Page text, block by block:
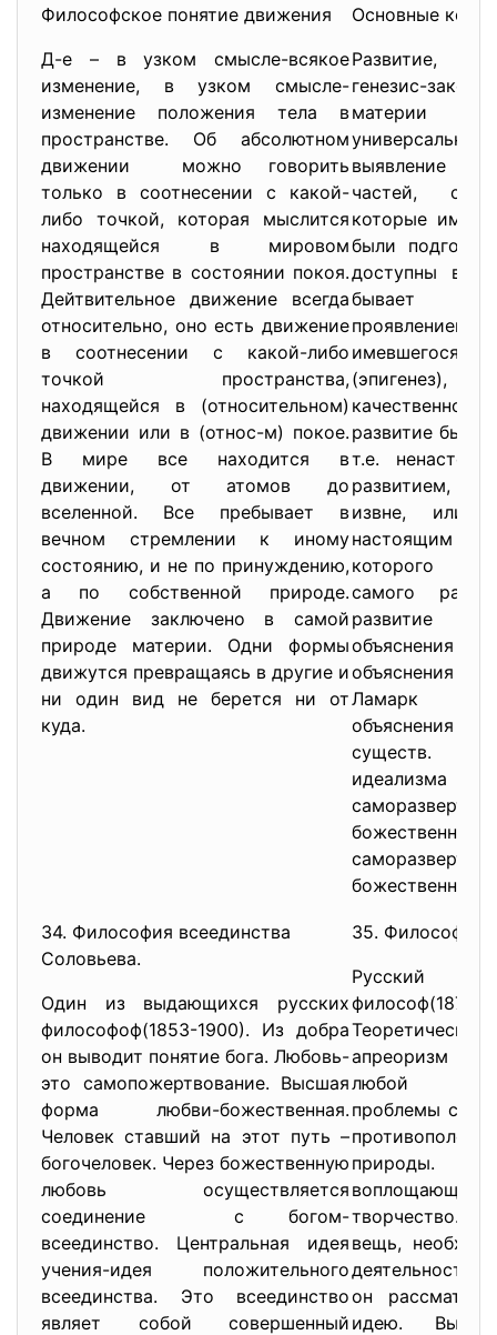
Философское понятие движения
Д-е – в узком смысле-всякое
изменение, в узком смысле-
изменение положения тела в
пространстве. Об абсолютном
движении можно говорить
только в соотнесении с какой-
либо точкой, которая мыслится
находящейся в мировом
пространстве в состоянии покоя.
Дейтвительное движение всегда
относительно, оно есть движение
в соотнесении с какой-либо
точкой пространства,
находящейся в (относительном)
движении или в (относ-м) покое.
В мире все находится в
движении, от атомов до
вселенной. Все пребывает в
вечном стремлении к иному
состоянию, и не по принуждению,
а по собственной природе.
Движение заключено в самой
природе материи. Одни формы
движутся превращаясь в другие и
ни один вид не берется ни от
куда.
Основные
Развитие,
генезис-
материи и
выявление ,
частей,
которые
были
доступны
бывает
проявлением
имевшегося,
(эпигенез),
качественно
развитие
т.е.
развитием,
извне, или
настоящим
которого
самого
развитие
объяснения
объяснения
Ламарк
объяснения
существ. В
идеализма
божественное.
34. Философия всеединства
Соловьева.
Один из выдающихся русских
философоф(1853-1900). Из добра
он выводит понятие бога. Любовь-
это самопожертвование. Высшая
форма любви-божественная.
Человек ставший на этот путь –
богочеловек. Через божественную
любовь осуществляется
соединение с богом-
всеединство. Центральная идея
учения-идея положительного
всеединства. Это всеединство
являет собой совершенный
35. Философия
Русский
философ(1874-
апреоризм
любой
проблемы
природы.
воплощающий
творчество.
вещь,
деятельность.
он
идею.